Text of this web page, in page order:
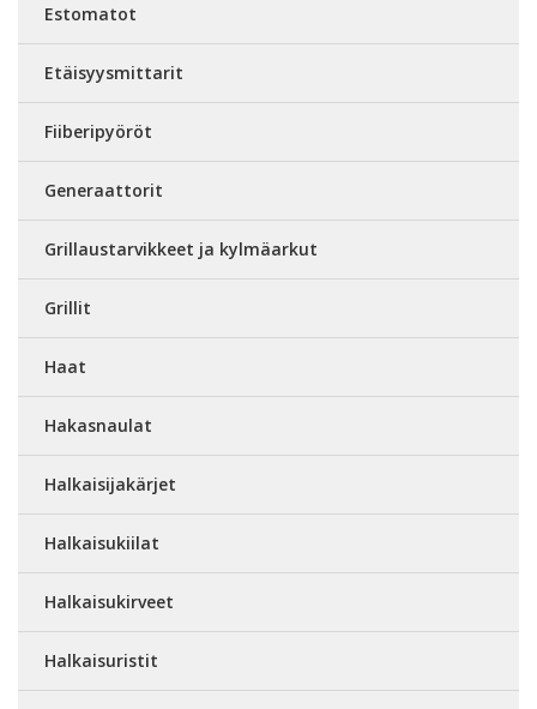
Estomatot
Etäisyysmittarit
Fiiberipyöröt
Generaattorit
Grillaustarvikkeet ja kylmäarkut
Grillit
Haat
Hakasnaulat
Halkaisijakärjet
Halkaisukiilat
Halkaisukirveet
Halkaisuristit